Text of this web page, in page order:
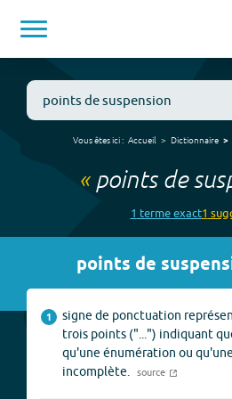
Vous êtes ici : Accueil Dictionnaire
« points de
1 termeexact1
points de
1
signe de ponctuation
trois points ("...") indiquant
qu'une énumération ou
incomplète.
source